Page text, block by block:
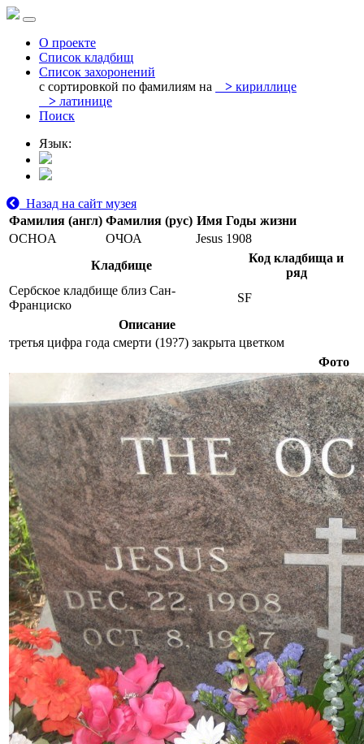
О проекте
Список кладбищ
Список захоронений
с сортировкой по фамилиям на
> кириллице
> латинице
Поиск
Язык:
Назад на сайт музея
Фамилия (англ) Фамилия (рус) Имя Годы жизни
OCHOA
ОЧОА Jesus 1908
Кладбище
Код кладбища и
ряд
Сербское кладбище близ Сан-
Франциско
SF
Описание
третья цифра года смерти (19?7) закрыта цветком
Фото